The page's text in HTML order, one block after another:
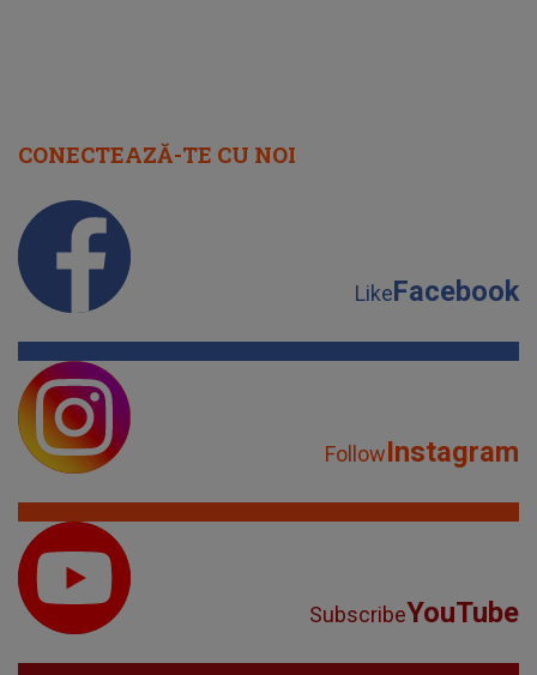
CONECTEAZĂ-TE CU NOI
LikeFacebook
FollowInstagram
SubscribeYouTube